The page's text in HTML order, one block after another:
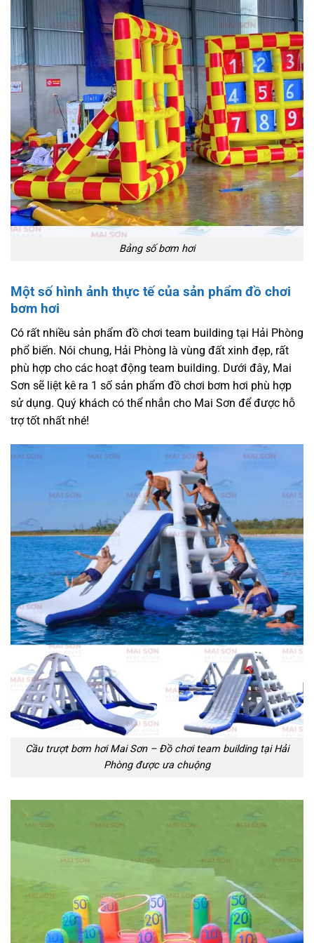
Bảng số bơm hơi
Một số hình ảnh thực tế của sản phẩm đồ chơi
bơm hơi
Có rất nhiều sản phẩm đồ chơi team building tại Hải Phòng
phổ biến. Nói chung, Hải Phòng là vùng đất xinh đẹp, rất
phù hợp cho các hoạt động team building. Dưới đây, Mai
Sơn sẽ liệt kê ra 1 số sản phẩm đồ chơi bơm hơi phù hợp
sử dụng. Quý khách có thể nhắn cho Mai Sơn để được hỗ
trợ tốt nhất nhé!
Cầu trượt bơm hơi Mai Sơn – Đồ chơi team building tại Hải
Phòng được ưa chuộng